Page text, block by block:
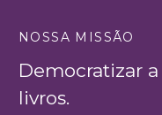
NOSSA MISSÃO
Democratizar
livros.